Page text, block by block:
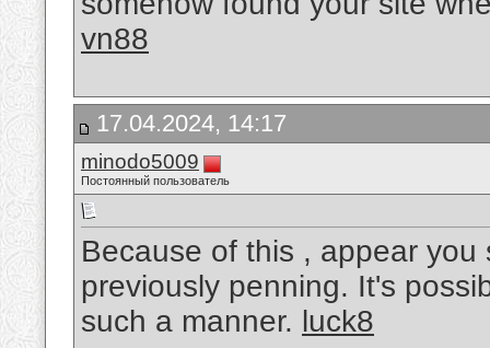
vn88
17.04.2024, 14:17
minodo5009
Постоянный пользователь
Because of this , appear
previously penning. It's
such a manner. luck8